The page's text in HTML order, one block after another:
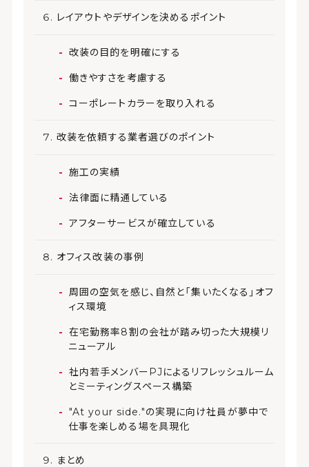
レイアウトやデザインを決めるポイント
改装の目的を明確にする
働きやすさを考慮する
コーポレートカラーを取り入れる
改装を依頼する業者選びのポイント
施工の実績
法律面に精通している
アフターサービスが確立している
オフィス改装の事例
周囲の空気を感じ、自然と「集いたくなる」オフ
ィス環境
在宅勤務率8割の会社が踏み切った大規模リ
ニューアル
社内若手メンバーPJによるリフレッシュルーム
とミーティングスペース構築
"At your side."の実現に向け社員が夢中で
仕事を楽しめる場を具現化
まとめ